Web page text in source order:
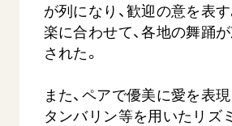
が列になり、歓迎の意を表す
楽に合わせて、各地の舞踊
された。
また、ペアで優美に愛を表現
タンバリン等を用いたリズ